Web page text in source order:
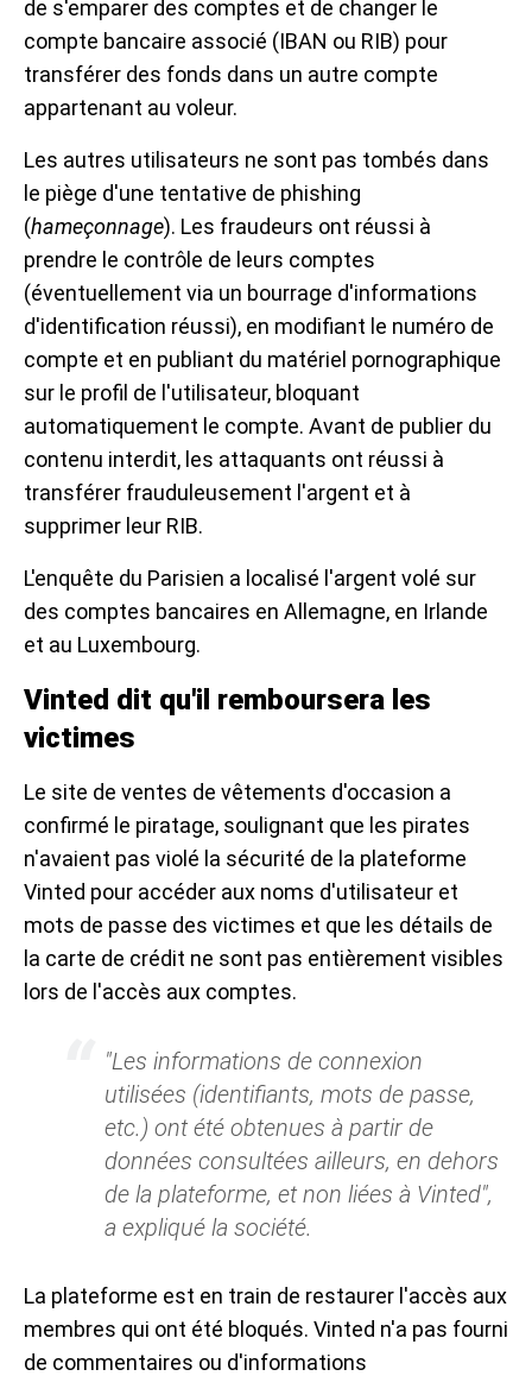
de s'emparer des comptes et de changer le
compte bancaire associé (IBAN ou RIB) pour
transférer des fonds dans un autre compte
appartenant au voleur.
Les autres utilisateurs ne sont pas tombés dans
le piège d'une tentative de phishing
(hameçonnage). Les fraudeurs ont réussi à
prendre le contrôle de leurs comptes
(éventuellement via un bourrage d'informations
d'identification réussi), en modifiant le numéro de
compte et en publiant du matériel pornographique
sur le profil de l'utilisateur, bloquant
automatiquement le compte. Avant de publier du
contenu interdit, les attaquants ont réussi à
transférer frauduleusement l'argent et à
supprimer leur RIB.
L'enquête du Parisien a localisé l'argent volé sur
des comptes bancaires en Allemagne, en Irlande
et au Luxembourg.
Vinted dit qu'il remboursera les
victimes
Le site de ventes de vêtements d'occasion a
confirmé le piratage, soulignant que les pirates
n'avaient pas violé la sécurité de la plateforme
Vinted pour accéder aux noms d'utilisateur et
mots de passe des victimes et que les détails de
la carte de crédit ne sont pas entièrement visibles
lors de l'accès aux comptes.
"Les informations de connexion
utilisées (identifiants, mots de passe,
etc.) ont été obtenues à partir de
données consultées ailleurs, en dehors
de la plateforme, et non liées à Vinted",
a expliqué la société.
La plateforme est en train de restaurer l'accès aux
membres qui ont été bloqués. Vinted n'a pas fourni
de commentaires ou d'informations